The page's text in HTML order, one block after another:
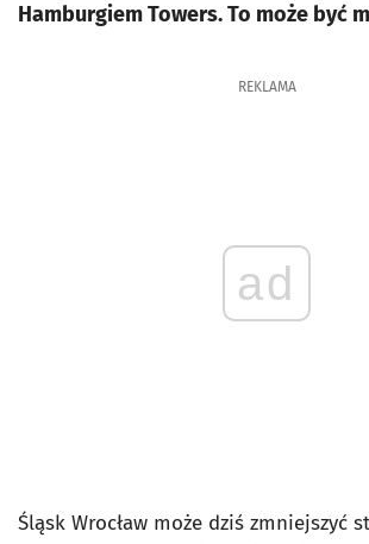
Hamburgiem Towers. To może być
REKLAMA
ad
Śląsk Wrocław może dziś zmniejszyć